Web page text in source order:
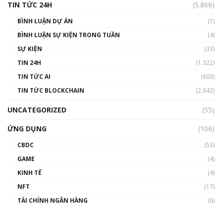
TIN TỨC 24H
(5.866)
BÌNH LUẬN DỰ ÁN
(1)
BÌNH LUẬN SỰ KIỆN TRONG TUẦN
(4)
SỰ KIỆN
(33)
TIN 24H
(1.322)
TIN TỨC AI
(603)
TIN TỨC BLOCKCHAIN
(2.842)
UNCATEGORIZED
(55)
ỨNG DỤNG
(106)
CBDC
(53)
GAME
(4)
KINH TẾ
(4)
NFT
(17)
TÀI CHÍNH NGÂN HÀNG
(6)